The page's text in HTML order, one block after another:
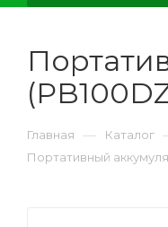
Главная — Каталог
Портативный